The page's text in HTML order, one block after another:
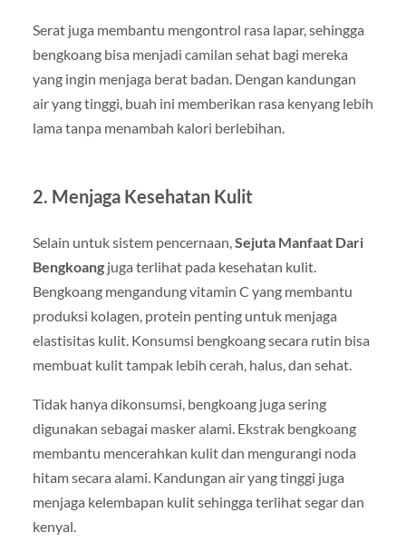
Serat juga membantu mengontrol rasa lapar, sehingga
bengkoang bisa menjadi camilan sehat bagi mereka
yang ingin menjaga berat badan. Dengan kandungan
air yang tinggi, buah ini memberikan rasa kenyang lebih
lama tanpa menambah kalori berlebihan.
2. Menjaga Kesehatan Kulit
Selain untuk sistem pencernaan,Sejuta Manfaat Dari
Bengkoangjuga terlihat pada kesehatan kulit.
Bengkoang mengandung vitamin C yang membantu
produksi kolagen, protein penting untuk menjaga
elastisitas kulit. Konsumsi bengkoang secara rutin bisa
membuat kulit tampak lebih cerah, halus, dan sehat.
Tidak hanya dikonsumsi, bengkoang juga sering
digunakan sebagai masker alami. Ekstrak bengkoang
membantu mencerahkan kulit dan mengurangi noda
hitam secara alami. Kandungan air yang tinggi juga
menjaga kelembapan kulit sehingga terlihat segar dan
kenyal.